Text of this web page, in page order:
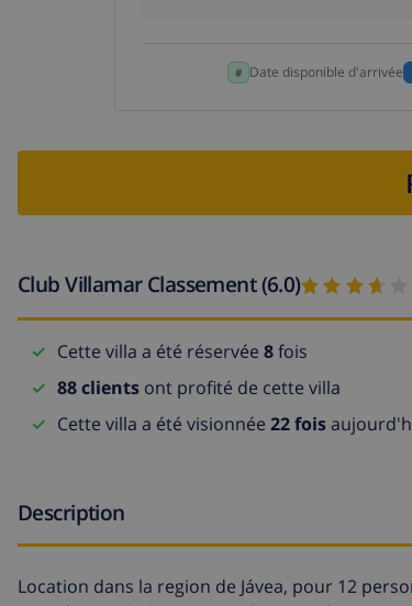
Date disponible d'arrivée
Club Villamar Classement (6.0)
Cette villa a été réservée 8fois
88 clients ont profité de cette villa
Cette villa a été visionnée 22 fois
Description
Location dans la region de Jávea, pour 12